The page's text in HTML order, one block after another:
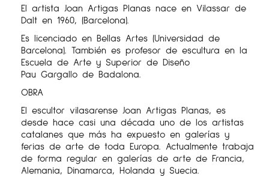
El artista Joan Artigas Planas nace en Vilassar de
Dalt en 1960, (Barcelona).
Es licenciado en Bellas Artes (Universidad de
Barcelona). También es profesor de escultura en la
Escuela de Arte y Superior de Diseño
Pau Gargallo de Badalona.
OBRA
El escultor vilasarense Joan Artigas Planas, es
desde hace casi una década uno de los artistas
catalanes que más ha expuesto en galerías y
ferias de arte de toda Europa. Actualmente trabaja
de forma regular en galerías de arte de Francia,
Alemania, Dinamarca, Holanda y Suecia.